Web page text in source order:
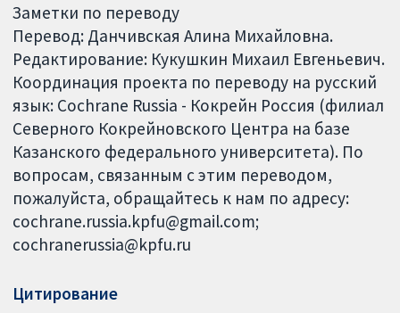
Заметки по переводу
Перевод: Данчивская Алина Михайловна.
Редактирование: Кукушкин Михаил Евгеньевич.
Координация проекта по переводу на русский
язык: Cochrane Russia - Кокрейн Россия (филиал
Северного Кокрейновского Центра на базе
Казанского федерального университета). По
вопросам, связанным с этим переводом,
пожалуйста, обращайтесь к нам по адресу:
cochrane.russia.kpfu@gmail.com;
cochranerussia@kpfu.ru
Цитирование